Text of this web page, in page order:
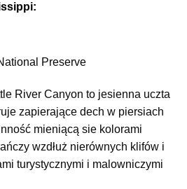
Preserve
River Canyon to jesienna uczta
zapierające dech w piersiach
mieniącą sie kolorami
wzdłuż nierównych klifów i
turystycznymi i malowniczymi